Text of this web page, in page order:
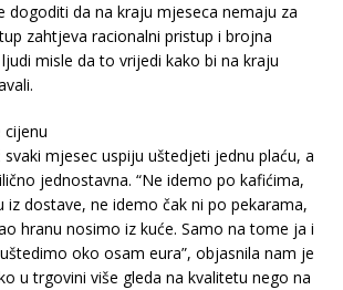
dogoditi da na kraju mjeseca nemaju za
zahtjeva racionalni pristup i brojna
misle da to vrijedi kako bi na kraju
cijenu
mjesec uspiju uštedjeti jednu plaću, a
jednostavna. “Ne idemo po kafićima,
iz dostave, ne idemo čak ni po pekarama,
hranu nosimo iz kuće. Samo na tome ja i
oko osam eura”, objasnila nam je
u trgovini više gleda na kvalitetu nego na